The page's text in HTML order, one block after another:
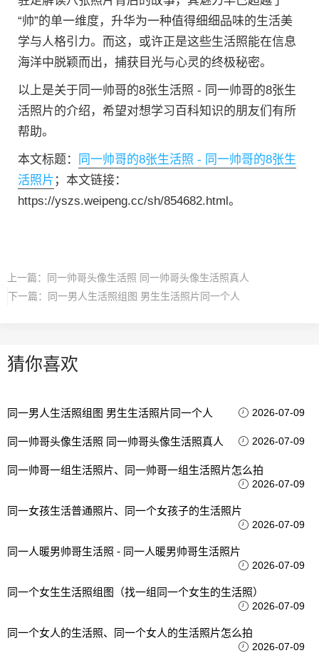
“帅”的单一维度，升华为一种值得细细品味的生活美
学与人格引力。而这，或许正是这些生活照能在信息
海洋中脱颖而出，捕获目光与心灵的终极秘密。
以上是关于同一帅哥的8张生活照 - 同一帅哥的8张生
活照片的介绍，希望对想学习百科知识的朋友们有所
帮助。
本文标题：
同一帅哥的8张生活照 - 同一帅哥的8张生
活照片 ；本文链接：
https://yszs.weipeng.cc/sh/854682.html。
上一篇： 同一帅哥头像生活照 同一帅哥头像生活照真人
下一篇： 同一男人生活照组图 男生生活照片同一个人
猜你喜欢
同一男人生活照组图 男生生活照片同一个人 2026-07-09
同一帅哥头像生活照 同一帅哥头像生活照真人 2026-07-09
同一帅哥一组生活照片、同一帅哥一组生活照片怎么拍
2026-07-09
同一女孩生活普通照片、同一个女孩子的生活照片
2026-07-09
同一人暖男帅哥生活照 - 同一人暖男帅哥生活照片
2026-07-09
同一个女生生活照组图（找一组同一个女生的生活照）
2026-07-09
同一个女人的生活照、同一个女人的生活照片怎么拍
2026-07-09